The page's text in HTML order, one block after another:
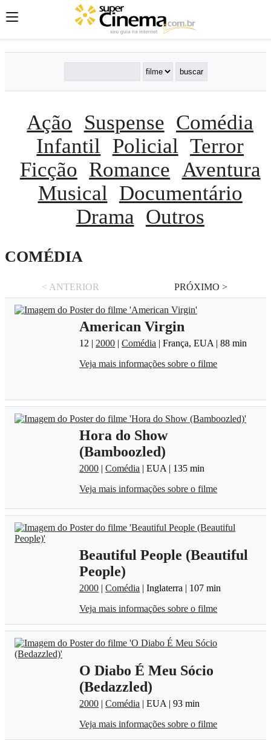
Ação Suspense Comédia
Infantil
Policial Terror
Ficção Romance Aventura
Musical
Documentário
Drama Outros
COMÉDIA
< ANTERIOR PRÓXIMO >
American Virgin
12 | 2000 |Comédia | França, EUA | 88 min
Veja mais informações sobre o filme
Hora do Show
(Bamboozled)
2000 |Comédia | EUA | 135 min
Veja mais informações sobre o filme
Beautiful People (Beautiful
People)
2000 |Comédia | Inglaterra | 107 min
Veja mais informações sobre o filme
O Diabo É Meu Sócio
(Bedazzled)
2000 |Comédia | EUA | 93 min
Veja mais informações sobre o filme